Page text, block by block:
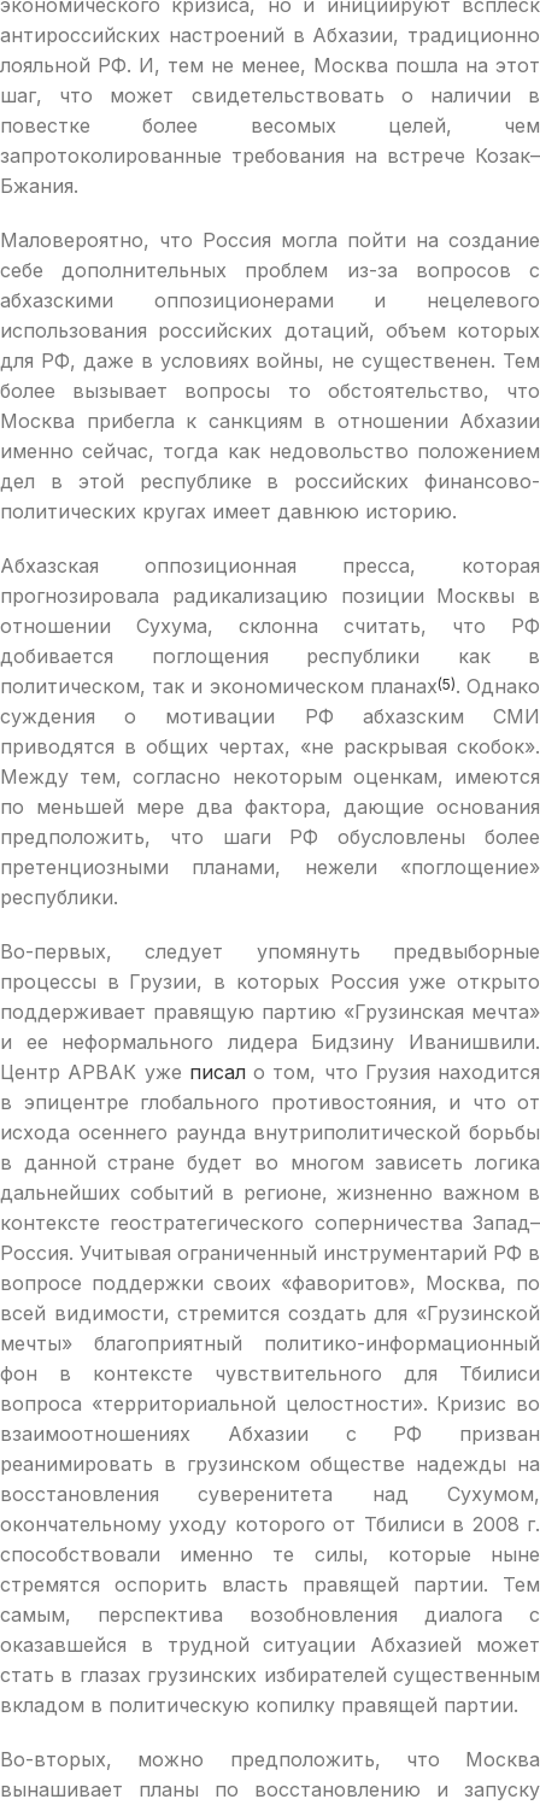
антироссийских настроений в Абхазии, традиционно
лояльной РФ. И, тем не менее, Москва пошла на этот
шаг, что может свидетельствовать о наличии в
повестке более весомых целей, чем
запротоколированные требования на встрече Козак–
Бжания.
Маловероятно, что Россия могла пойти на создание
себе дополнительных проблем из-за вопросов с
абхазскими оппозиционерами и нецелевого
использования российских дотаций, объем которых
для РФ, даже в условиях войны, не существенен. Тем
более вызывает вопросы то обстоятельство, что
Москва прибегла к санкциям в отношении Абхазии
именно сейчас, тогда как недовольство положением
дел в этой республике в российских финансово-
политических кругах имеет давнюю историю.
Абхазская оппозиционная пресса, которая
прогнозировала радикализацию позиции Москвы в
отношении Сухума, склонна считать, что РФ
добивается поглощения республики как в
политическом, так и экономическом планах(5). Однако
суждения о мотивации РФ абхазским СМИ
приводятся в общих чертах, «не раскрывая скобок».
Между тем, согласно некоторым оценкам, имеются
по меньшей мере два фактора, дающие основания
предположить, что шаги РФ обусловлены более
претенциозными планами, нежели «поглощение»
республики.
Во-первых, следует упомянуть предвыборные
процессы в Грузии, в которых Россия уже открыто
поддерживает правящую партию «Грузинская мечта»
и ее неформального лидера Бидзину Иванишвили.
Центр АРВАК уже писал о том, что Грузия находится
в эпицентре глобального противостояния, и что от
исхода осеннего раунда внутриполитической борьбы
в данной стране будет во многом зависеть логика
дальнейших событий в регионе, жизненно важном в
контексте геостратегического соперничества Запад–
Россия. Учитывая ограниченный инструментарий РФ в
вопросе поддержки своих «фаворитов», Москва, по
всей видимости, стремится создать для «Грузинской
мечты» благоприятный политико-информационный
фон в контексте чувствительного для Тбилиси
вопроса «территориальной целостности». Кризис во
взаимоотношениях Абхазии с РФ призван
реанимировать в грузинском обществе надежды на
восстановления суверенитета над Сухумом,
окончательному уходу которого от Тбилиси в 2008 г.
способствовали именно те силы, которые ныне
стремятся оспорить власть правящей партии. Тем
самым, перспектива возобновления диалога с
оказавшейся в трудной ситуации Абхазией может
стать в глазах грузинских избирателей существенным
вкладом в политическую копилку правящей партии.
Во-вторых, можно предположить, что Москва
вынашивает планы по восстановлению и запуску